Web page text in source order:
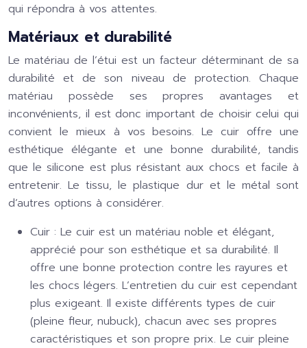
qui répondra à vos attentes.
Matériaux et durabilité
Le matériau de l’étui est un facteur déterminant de sa
durabilité et de son niveau de protection. Chaque
matériau possède ses propres avantages et
inconvénients, il est donc important de choisir celui qui
convient le mieux à vos besoins. Le cuir offre une
esthétique élégante et une bonne durabilité, tandis
que le silicone est plus résistant aux chocs et facile à
entretenir. Le tissu, le plastique dur et le métal sont
d’autres options à considérer.
Cuir : Le cuir est un matériau noble et élégant,
apprécié pour son esthétique et sa durabilité. Il
offre une bonne protection contre les rayures et
les chocs légers. L’entretien du cuir est cependant
plus exigeant. Il existe différents types de cuir
(pleine fleur, nubuck), chacun avec ses propres
caractéristiques et son propre prix. Le cuir pleine